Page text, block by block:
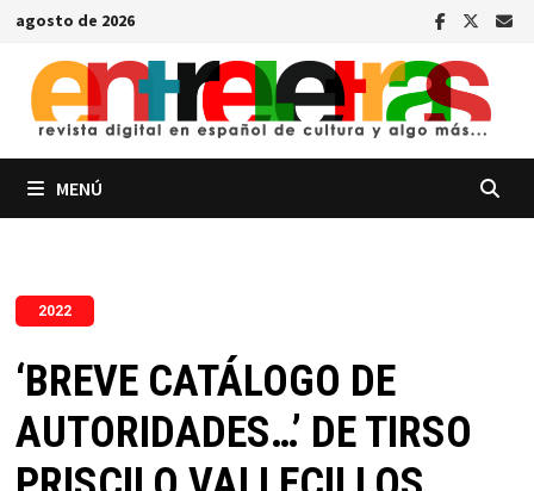
Saltar
contenido
agosto de 2026
MENÚ
2022
‘BREVE CATÁLOGO DE
AUTORIDADES…’ DE TIRSO